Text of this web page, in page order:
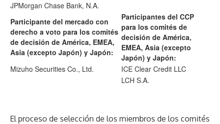
JPMorgan Chase Bank, N.A.
Participante del mercado con
derecho a voto para los comités
de decisión de América, EMEA,
Asia (excepto Japón) y Japón:
Participantes del CCP
para los comités de
decisión de América,
EMEA, Asia (excepto
Japón) y Japón:
Mizuho Securities Co., Ltd.
ICE Clear Credit LLC
LCH S.A.
El proceso de selección de los miembros de los comités